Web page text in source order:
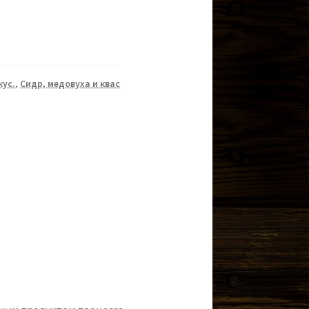
, Сидр, медовуха и квас